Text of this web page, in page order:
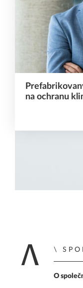
na ochranu
O